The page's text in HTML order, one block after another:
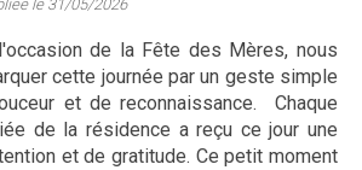
le 31/05/2026
de la Fête des Mères, nous
cette journée par un geste simple
et de reconnaissance. Chaque
de la résidence a reçu ce jour une
et de gratitude. Ce petit moment